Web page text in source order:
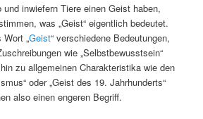
inwiefern Tiere einen Geist haben,
was „Geist“ eigentlich bedeutet.
„Geist“ verschiedene Bedeutungen,
wie „Selbstbewusstsein“
zu allgemeinen Charakteristika wie den
oder „Geist des 19. Jahrhunderts“
also einen engeren Begriff.